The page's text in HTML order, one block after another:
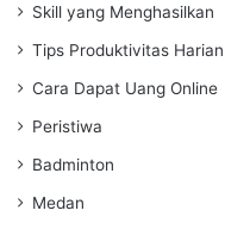
Skill yang Menghasilkan
Tips Produktivitas Harian
Cara Dapat Uang Online
Peristiwa
Badminton
Medan